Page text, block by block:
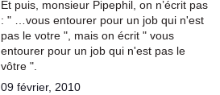
Et puis, monsieur Pipephil, on n’écrit pas
: " …vous entourer pour un job qui n'est
pas le votre ", mais on écrit " vous
entourer pour un job qui n'est pas le
vôtre ".
09 février, 2010